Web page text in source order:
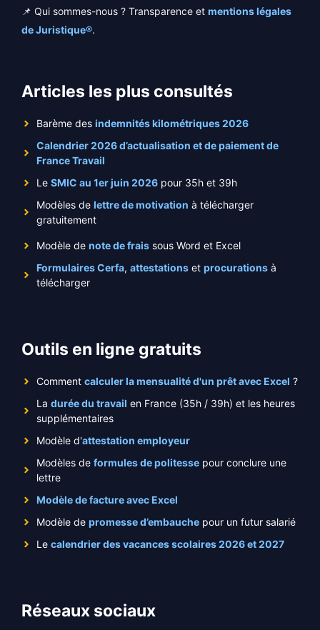
📌 Qui sommes-nous ? Transparence et mentions légales
de Juristique®.
Articles les plus consultés
Barème des indemnités kilométriques 2026
Calendrier 2026 d’actualisation et de paiement de
France Travail
Le SMIC au 1er juin 2026 pour 35h et 39h
Modèles de lettre de motivation à télécharger
gratuitement
Modèle de note de frais sous Word et Excel
Formulaires Cerfa, attestations et procurations à
télécharger
Outils en ligne gratuits
Comment calculer la mensualité d'un prêt avec Excel ?
La durée du travail en France (35h / 39h) et les heures
supplémentaires
Modèle d'attestation employeur
Modèles de formules de politesse pour conclure une
lettre
Modèle de facture avec Excel
Modèle de promesse d’embauche pour un futur salarié
Le calendrier des vacances scolaires 2026 et 2027
Réseaux sociaux